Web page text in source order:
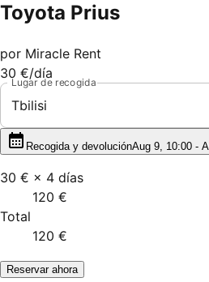
Toyota Prius
por Miracle Rent
30 €/día
Lugar de recogida
Tbilisi
Recogida y devoluciónAug 9, 10:00 -
30 € × 4 días
120 €
Total
120 €
Reservar ahora